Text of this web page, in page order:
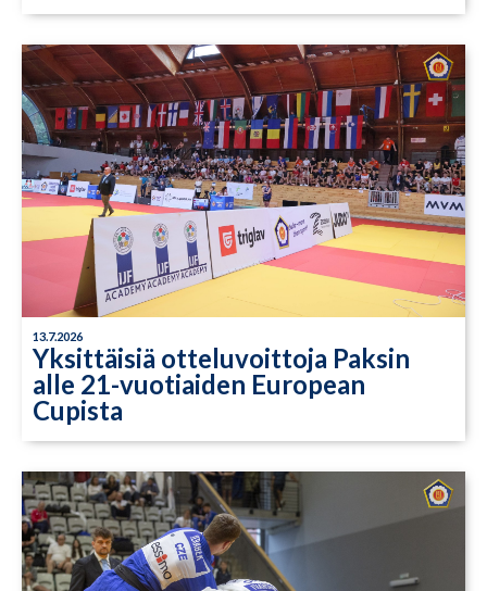
13.7.2026
Yksittäisiä otteluvoittoja Paksin
alle 21-vuotiaiden European
Cupista